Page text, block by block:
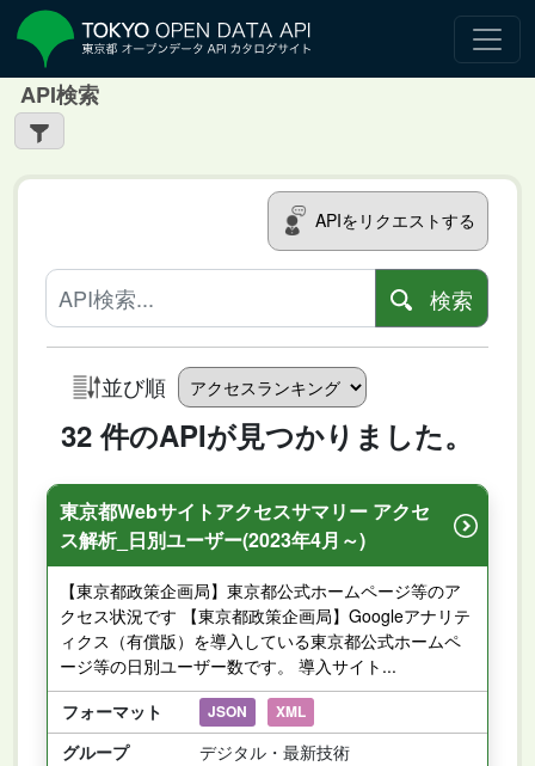
API検索
APIをリクエストする
検索
並び順
32 件のAPIが見つかりました。
東京都Webサイトアクセスサマリー アクセ
ス解析_日別ユーザー(2023年4月～)
【東京都政策企画局】東京都公式ホームページ等のア
クセス状況です 【東京都政策企画局】Googleアナリテ
ィクス（有償版）を導入している東京都公式ホームペ
ージ等の日別ユーザー数です。 導入サイト...
フォーマット
JSON XML
グループ
デジタル・最新技術